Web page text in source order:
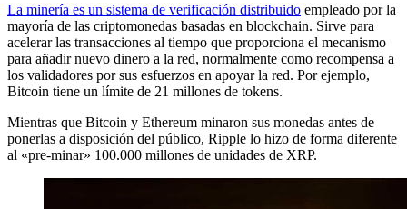
La minería es un sistema de verificación distribuido empleado por la
mayoría de las criptomonedas basadas en blockchain. Sirve para
acelerar las transacciones al tiempo que proporciona el mecanismo
para añadir nuevo dinero a la red, normalmente como recompensa a
los validadores por sus esfuerzos en apoyar la red. Por ejemplo,
Bitcoin tiene un límite de 21 millones de tokens.
Mientras que Bitcoin y Ethereum minaron sus monedas antes de
ponerlas a disposición del público, Ripple lo hizo de forma diferente
al «pre-minar» 100.000 millones de unidades de XRP.